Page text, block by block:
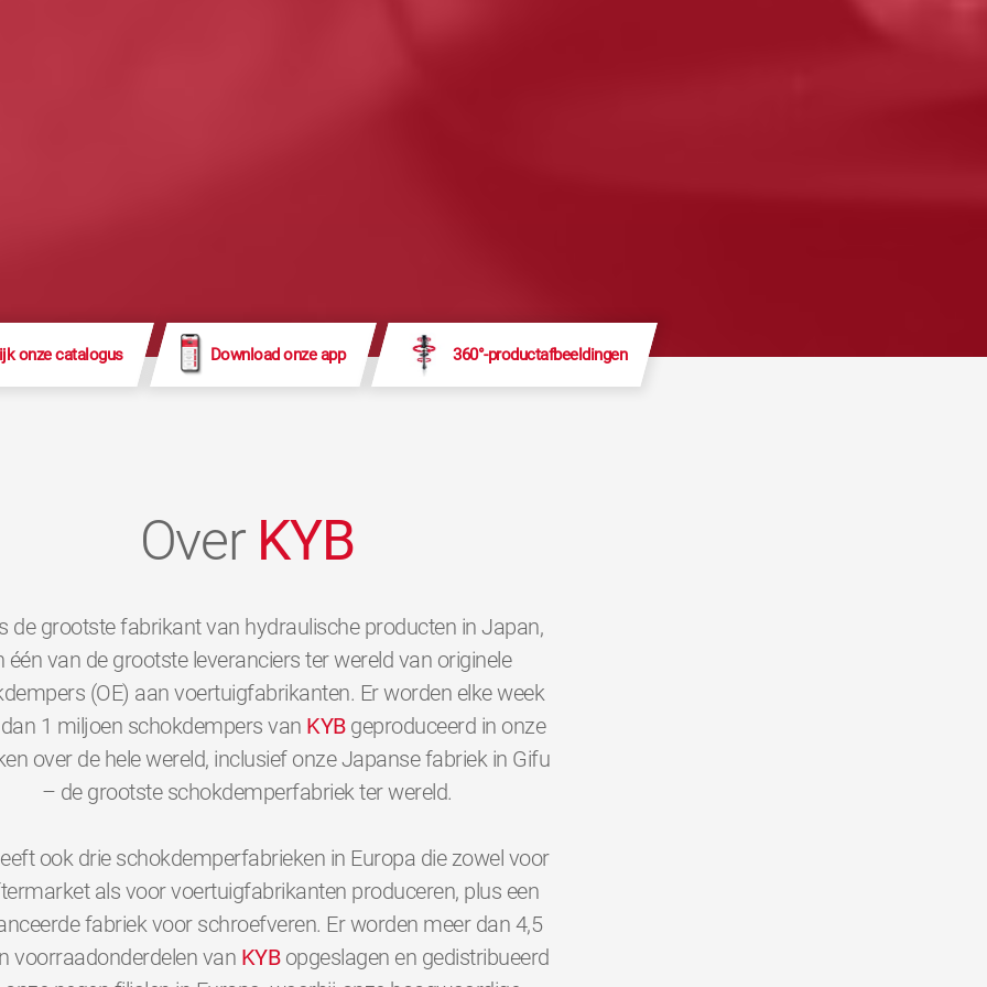
onze catalogus Download onze app 360°-productafbeeldingen
Over KYB
de grootste fabrikant van hydraulische producten in Japan,
één van de grootste leveranciers ter wereld van originele
(OE) aan voertuigfabrikanten. Er worden elke week
1 miljoen schokdempers van KYBgeproduceerd in onze
over de hele wereld, inclusief onze Japanse fabriek in Gifu
– de grootste schokdemperfabriek ter wereld.
ook drie schokdemperfabrieken in Europa die zowel voor
als voor voertuigfabrikanten produceren, plus een
fabriek voor schroefveren. Er worden meer dan 4,5
voorraadonderdelen van KYBopgeslagen en gedistribueerd